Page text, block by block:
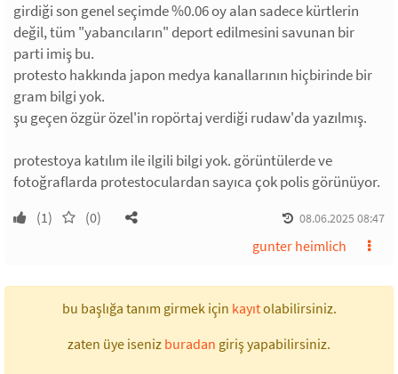
girdiği son genel seçimde %0.06 oy alan sadece kürtlerin
değil, tüm "yabancıların" deport edilmesini savunan bir
parti imiş bu.
protesto hakkında japon medya kanallarının hiçbirinde bir
gram bilgi yok.
şu geçen özgür özel'in ropörtaj verdiği rudaw'da yazılmış.
protestoya katılım ile ilgili bilgi yok. görüntülerde ve
fotoğraflarda protestoculardan sayıca çok polis görünüyor.
(1) (0) 08.06.2025 08:47
gunter heimlich
bu başlığa tanım girmek için kayıtolabilirsiniz.
zaten üye iseniz buradan giriş yapabilirsiniz.